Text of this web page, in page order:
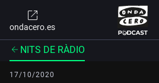
ondacero.es
NITS DE RÀDIO
17/10/2020